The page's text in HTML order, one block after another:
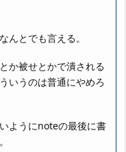
んとでも言える。
か被せとかで潰される
いうのは普通にやめろ
ようにnoteの最後に書